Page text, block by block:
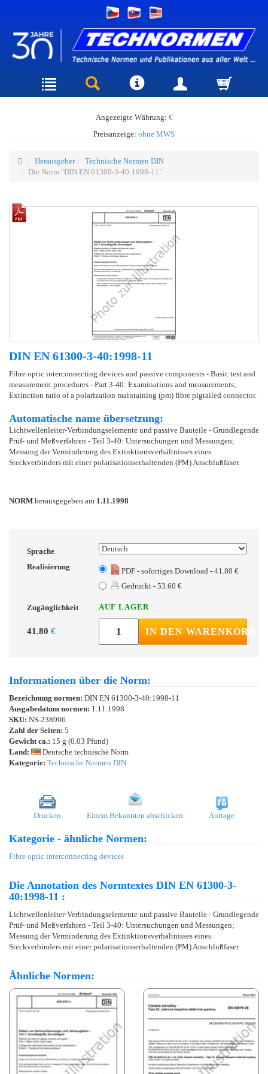
Angezeigte Währung: €
Preisanzeige: ohne MWS
Herausgeber
Technische Normen DIN
Die Norm "DIN EN 61300-3-40:1998-11"
DIN EN 61300-3-40:1998-11
Fibre optic interconnecting devices and passive components - Basic test and
measurement procedures - Part 3-40: Examinations and measurements;
Extinction ratio of a polarization maintaining (pm) fibre pigtailed connector.
Automatische name übersetzung:
Lichtwellenleiter-Verbindungselemente und passive Bauteile - Grundlegende
Prüf- und Meßverfahren - Teil 3-40: Untersuchungen und Messungen;
Messung der Verminderung des Extinktionsverhältnisses eines
Steckverbinders mit einer polarisationserhaltenden (PM) Anschlußfaser.
NORM herausgegeben am 1.11.1998
Sprache
Realisierung
PDF - sofortiges Download - 41.80 €
Gedruckt - 53.60 €
Zugänglichkeit AUF LAGER
41.80 € IN DEN WARENKORB
Informationen über die Norm:
Bezeichnung normen: DIN EN 61300-3-40:1998-11
Ausgabedatum normen: 1.11.1998
SKU: NS-238906
Zahl der Seiten: 5
Gewicht ca.: 15 g (0.03 Pfund)
Land:
Deutsche technische Norm
Kategorie: Technische Normen DIN
Drucken Einem Bekannten abschicken Anfrage
Kategorie - ähnliche Normen:
Fibre optic interconnecting devices
Die Annotation des Normtextes DIN EN 61300-3-
40:1998-11 :
Lichtwellenleiter-Verbindungselemente und passive Bauteile - Grundlegende
Prüf- und Meßverfahren - Teil 3-40: Untersuchungen und Messungen;
Messung der Verminderung des Extinktionsverhältnisses eines
Steckverbinders mit einer polarisationserhaltenden (PM) Anschlußfaser.
Ähnliche Normen: